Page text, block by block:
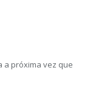
a próxima vez que